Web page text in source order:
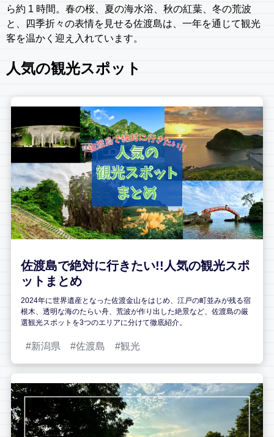
ら約 1 時間。春の桜、夏の海水浴、秋の紅葉、冬の荒波
と、四季折々の表情を見せる佐渡島は、一年を通じて観光
客を温かく迎え入れています。
人気の観光スポット
佐渡島で絶対に行きたい!!人気の観光スポ
ットまとめ
2024年に世界遺産となった佐渡金山をはじめ、江戸の町並みが残る宿
根木、透明な海のたらい舟、荒波が作り出した絶景など、佐渡島の厳
選観光スポットを3つのエリアに分けて徹底紹介。
新潟県 佐渡島 観光